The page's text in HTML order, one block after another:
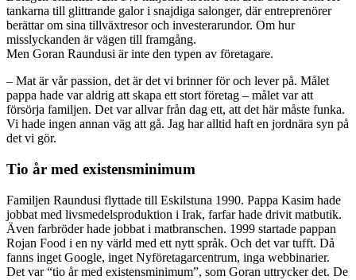
tankarna till glittrande galor i snajdiga salonger, där entreprenörer
berättar om sina tillväxtresor och investerarundor. Om hur
misslyckanden är vägen till framgång.
Men Goran Raundusi är inte den typen av företagare.
– Mat är vår passion, det är det vi brinner för och lever på. Målet
pappa hade var aldrig att skapa ett stort företag – målet var att
försörja familjen. Det var allvar från dag ett, att det här måste funka.
Vi hade ingen annan väg att gå. Jag har alltid haft en jordnära syn på
det vi gör.
Tio år med existensminimum
Familjen Raundusi flyttade till Eskilstuna 1990. Pappa Kasim hade
jobbat med livsmedelsproduktion i Irak, farfar hade drivit matbutik.
Även farbröder hade jobbat i matbranschen. 1999 startade pappan
Rojan Food i en ny värld med ett nytt språk. Och det var tufft. Då
fanns inget Google, inget Nyföretagarcentrum, inga webbinarier.
Det var “tio år med existensminimum”, som Goran uttrycker det. De